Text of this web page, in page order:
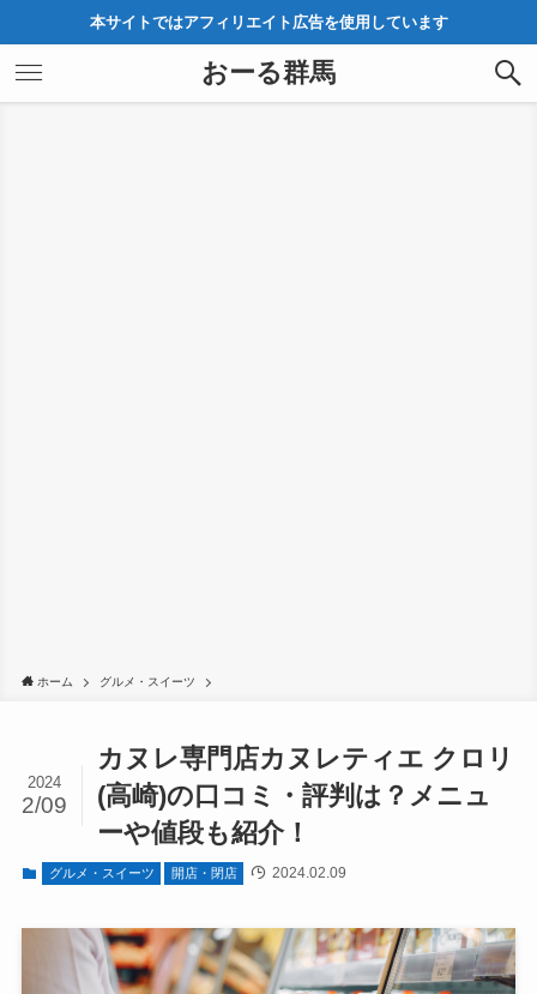
本サイトではアフィリエイト広告を使用しています
おーる群馬
ホーム グルメ・スイーツ
カヌレ専門店カヌレティエ クロリ
(高崎)の口コミ・評判は？メニュ
ーや値段も紹介！
2024
2/09
グルメ・スイーツ 開店・閉店 2024.02.09